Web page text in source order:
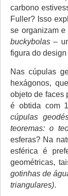
carbono
Fuller? Isso
se organizam
buckybolas –
figura do
Nas cúpulas
hexágonos,
objeto de faces
é obtida com
cúpulas
teoremas: o
esferas? Na
esférica é
geométricas,
gotinhas de
triangulares).